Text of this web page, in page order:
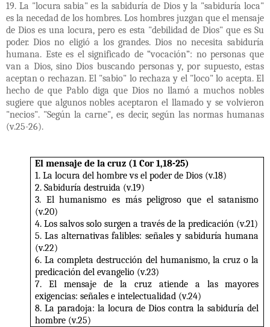
19. La "locura sabia" es la sabiduría de Dios y la "sabiduría loca"
es la necedad de los hombres. Los hombres juzgan que el mensaje
de Dios es una locura, pero es esta "debilidad de Dios" que es Su
poder. Dios no eligió a los grandes. Dios no necesita sabiduría
humana. Este es el significado de “vocación”: no personas que
van a Dios, sino Dios buscando personas y, por supuesto, estas
aceptan o rechazan. El "sabio" lo rechaza y el "loco" lo acepta. El
hecho de que Pablo diga que Dios no llamó a muchos nobles
sugiere que algunos nobles aceptaron el llamado y se volvieron
"necios". "Según la carne", es decir, según las normas humanas
(v.25-26).
El mensaje de la cruz (1 Cor 1,18-25)
1. La locura del hombre vs el poder de Dios (v.18)
2. Sabiduría destruida (v.19)
3. El humanismo es más peligroso que el satanismo
(v.20)
4. Los salvos solo surgen a través de la predicación (v.21)
5. Las alternativas falibles: señales y sabiduría humana
(v.22)
6. La completa destrucción del humanismo, la cruz o la
predicación del evangelio (v.23)
7. El mensaje de la cruz atiende a las mayores
exigencias: señales e intelectualidad (v.24)
8. La paradoja: la locura de Dios contra la sabiduría del
hombre (v.25)